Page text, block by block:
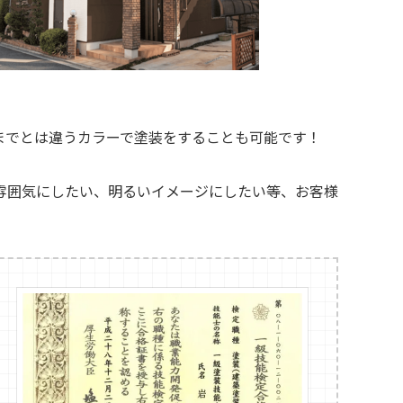
とは違うカラーで塗装をすることも可能です！
気にしたい、明るいイメージにしたい等、お客様